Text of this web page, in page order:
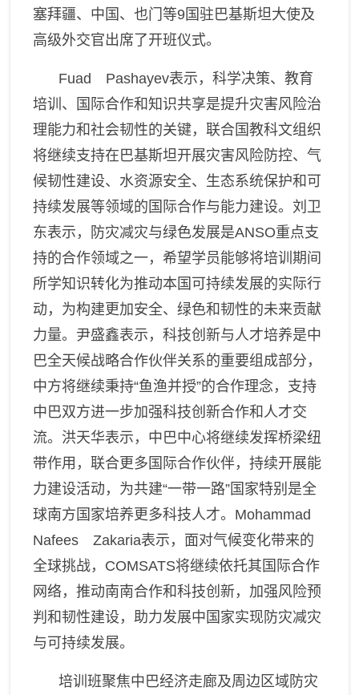
塞拜疆、中国 、也门等9国驻巴基斯坦大使及
高级外交官出席 了开班仪式。
Fuad Pashayev表示 ，科学决策、教育
培训、国际合作和知识共享是提升灾害风险治
理能力和社会韧性的关键，联合国教科文组织
将继续支持在巴基斯坦开展灾害风险防控、气
候韧性建设、水资源安全、生态系统保护和可
持续发展等领域的国际合作与能力建设。刘卫
东表示，防灾减灾与绿色发展是ANSO重点支
持的合作领域之一，希望学员能够将培训期间
所学知识转化为推动本国可持续发展的实际行
动，为构建更加安全、绿色和韧性的未来贡献
力量。 尹盛鑫表示，科技创新与人才培养是中
巴全天候战略合作伙伴关系的重要组成部分，
中方将继续秉持“鱼渔并授”的合作理念，支持
中巴双方进一步加强科技创新合作和人才交
流。 洪天华表示，中巴中心将继续发挥桥梁纽
带作用，联合更多国际合作伙伴，持续开展能
力建设活动，为共建“一带一路”国家特别是全
球南方国家培养更多科技人才。 Mohammad
Nafees Zakaria表示，面对气候变化带来的
全球挑战， COMSATS将继续依托其国际合作
网络，推动南南合作和科技创新，加强风险预
判和韧性建设，助力发展中国家实现防灾减灾
与可持续发展。
培训班聚焦中巴经济走廊及周边区域防灾